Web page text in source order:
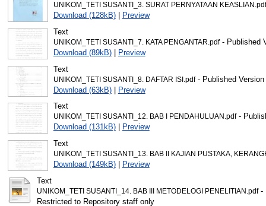
UNIKOM_TETI SUSANTI_3. SURAT PERNYATAAN KEASLIAN.pdf
Download (128kB)|
Preview
Text
UNIKOM_TETI SUSANTI_7. KATA PENGANTAR.pdf- Published
Download (89kB)|
Preview
Text
UNIKOM_TETI SUSANTI_8. DAFTAR ISI.pdf- Published Version
Download (63kB)| Preview
Text
UNIKOM_TETI SUSANTI_12. BAB I PENDAHULUAN.pdf-
Download (131kB)|
Preview
Text
UNIKOM_TETI SUSANTI_13. BAB II KAJIAN PUSTAKA,
Download (149kB)|
Preview
Text
UNIKOM_TETI SUSANTI_14. BAB III METODELOGI PENELITIAN.pdf-
Restricted to Repository staff only